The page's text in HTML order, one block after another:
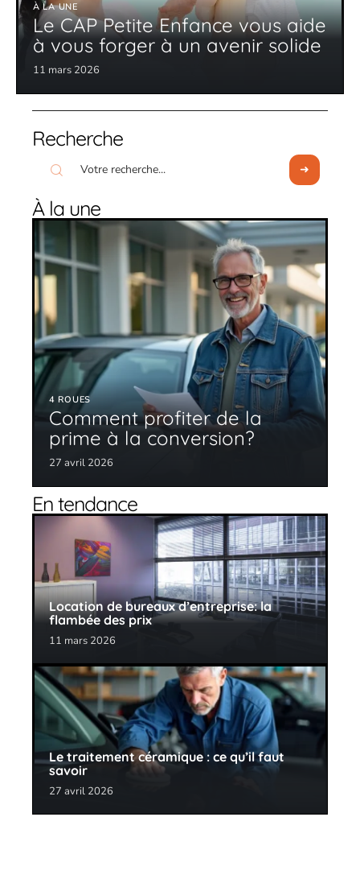
À LA UNE
Le CAP Petite Enfance vous aide
à vous forger à un avenir solide
11 mars 2026
Recherche
À la une
4 ROUES
Comment profiter de la
prime à la conversion?
27 avril 2026
En tendance
Location de bureaux d’entreprise: la
flambée des prix
11 mars 2026
Le traitement céramique : ce qu’il faut
savoir
27 avril 2026